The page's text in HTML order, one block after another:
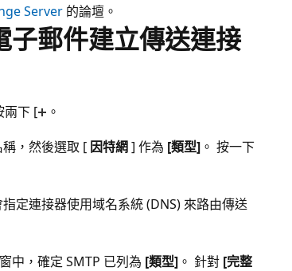
Server 的論壇。
子郵件建立傳送連接
兩下 [
。
，然後選取 [ 因特網] 作為 [類型] 。 按一下
指定連接器使用域名系統 (DNS) 來路由傳送
中，確定 SMTP 已列為 [類型] 。 針對 [完整